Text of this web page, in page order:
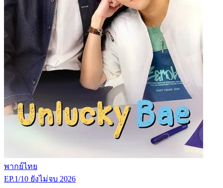
พากย์ไทย
EP.1/10 ยังไม่จบ 2026